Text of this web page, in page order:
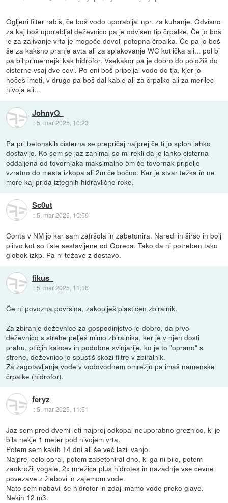
Ogljeni filter rabiš, če boš vodo uporabljal npr. za kuhanje. Odvisno
za kaj boš uporabljal deževnico pa je odvisen tip črpalke. Če jo boš
le za zalivanje vrta je mogoče dovolj potopna črpalka. Če pa jo boš
še za kakšno pranje avta ali za splakovanje WC kotlička ali... pol bi
pa bil primernejši kak hidrofor. Vsekakor pa je dobro do položiš do
cisterne vsaj dve cevi. Po eni boš pripeljal vodo do tja, kjer jo
hočeš imeti, v drugo pa boš dal kable ali za črpalko ali za merilec
nivoja ali...
JohnyQ_
:: 5. mar 2025, 10:23
Pa pri betonskih cisterna se prepričaj najprej če ti jo sploh lahko
dostavijo. Ko sem se jaz zanimal so mi rekli da je lahko cisterna
oddaljena od tovornjaka maksimalno 5m če tovornak pripelje
vzratno do mesta izkopa ali 2m če bočno. Ker je stvar težka in ne
more kaj prida iztegnih hidravlične roke.
Sc0ut
::5. mar 2025, 10:59
Conta v NM jo kar sam zafršola in zabetonira. Naredi in širšo in bolj
plitvo kot so tiste sestavljene od Goreca. Tako da ni potreben tako
globok izkp. Pa ni težave z dostavo.
fikus_
:: 5. mar 2025, 11:16
Če ni povozna površina, zakoplješ plastičen zbiralnik.
Za zbiranje deževnice za gospodinjstvo je dobro, da prvo
deževnico s strehe pelješ mimo zbiralnika, ker je v njen dosti
prahu, ptičjih kakcev in podobne svinjarije, ko je to "oprano" s
strehe, deževnico jo spustiš skozi filtre v zbiralnik.
Za zagotavljanje vode v vodovodnem omrežju pa imaš namenske
črpalke (hidrofor).
feryz
::5. mar 2025, 11:51
Jaz sem pred dvemi leti najprej odkopal neuporabno greznico, ki je
bila nekje 1 meter pod nivojem vrta.
Potem sem kakih 14 dni ali še več lazil vanjo.
Najprej celo opral, potem zabetoniral dno, ki ga ni bilo, potem
zaokrožil vogale, 2x mrežica plus hidrotes in nazadnje vse cevne
povezave z žlebovi in zajemom vode.
Nato sem nabavil še hidrofor in zdaj imamo vode preko glave.
Nekih 12 m3.